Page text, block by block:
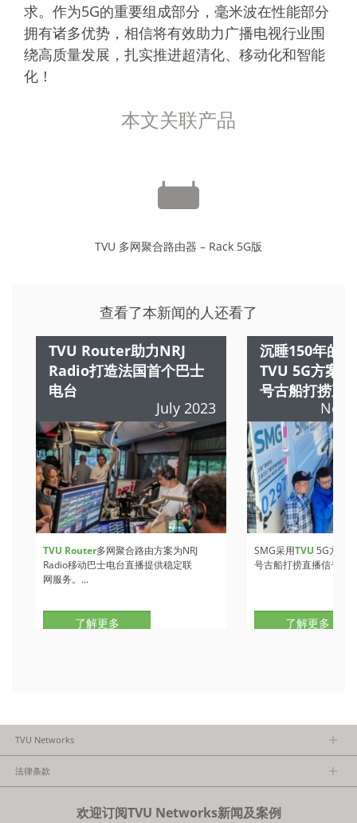
求。作为5G的重要组成部分，毫米波在性能部分
拥有诸多优势，相信将有效助力广播电视行业围
绕高质量发展，扎实推进超清化、移动化和智能
化！
本文关联产品
TVU 多网聚合路由器 – Rack 5G版
查看了本新闻的人还看了
TVU Router助力NRJ
Radio打造法国首个巴士
电台
July 2023
TVU Router多网聚合路由方案为NRJ
Radio移动巴士电台直播提供稳定联
网服务。...
了解更多
沉睡150年的
TVU 5G方案
号古船打捞直
SMG采用TVU 5G方案
号古船打捞直播信号。...
了解更多
TVU Networks
法律条款
欢迎订阅TVU Networks新闻及案例